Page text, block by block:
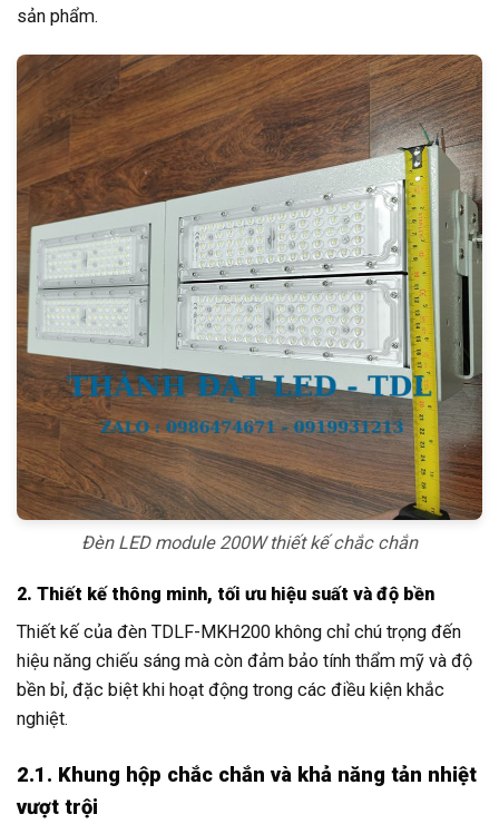
sản phẩm.
Đèn LED module 200W thiết kế chắc chắn
2. Thiết kế thông minh, tối ưu hiệu suất và độ bền
Thiết kế của đèn TDLF-MKH200 không chỉ chú trọng đến
hiệu năng chiếu sáng mà còn đảm bảo tính thẩm mỹ và độ
bền bỉ, đặc biệt khi hoạt động trong các điều kiện khắc
nghiệt.
2.1. Khung hộp chắc chắn và khả năng tản nhiệt
vượt trội